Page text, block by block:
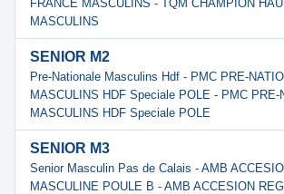
FRANCE MASCULINS - TQM CHAMPION
MASCULINS
SENIOR M2
Pre-Nationale Masculins Hdf - PMC PRE-
MASCULINS HDF Speciale POLE - PMC PRE-
MASCULINS HDF Speciale POLE
SENIOR M3
Senior Masculin Pas de Calais - AMB
MASCULINE POULE B - AMB ACCESION